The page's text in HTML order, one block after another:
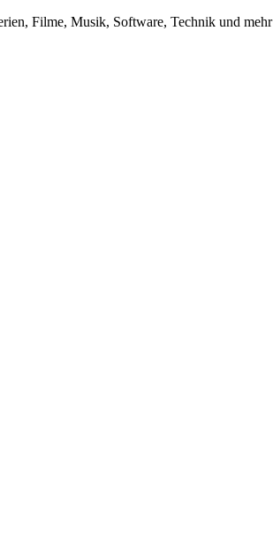
Filme, Musik, Software, Technik und mehr